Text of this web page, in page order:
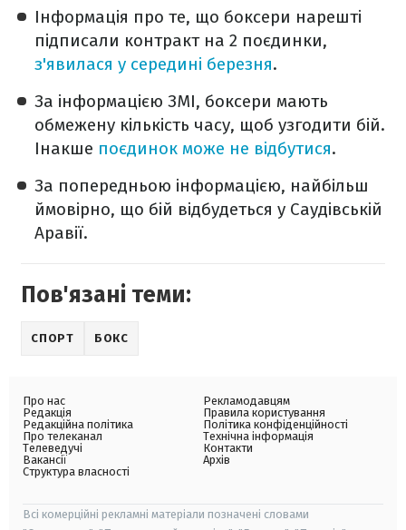
Інформація про те, що боксери нарешті
підписали контракт на 2 поєдинки,
з'явилася у середині березня.
За інформацією ЗМІ, боксери мають
обмежену кількість часу, щоб узгодити бій.
Інакше поєдинок може не відбутися.
За попередньою інформацією, найбільш
ймовірно, що бій відбудеться у Саудівській
Аравії.
Пов'язані теми:
СПОРТ БОКС
Про нас
Редакція
Редакційна політика
Про телеканал
Телеведучі
Вакансії
Структура власності
Рекламодавцям
Правила користування
Політика конфіденційності
Технічна інформація
Контакти
Архів
Всі комерційні рекламні матеріали позначені словами